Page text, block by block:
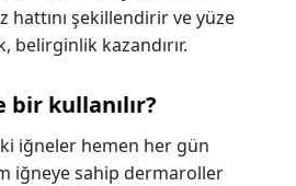
hattını şekillendirir ve yüze
belirginlik kazandırır.
bir kullanılır?
iğneler hemen her gün
iğneye sahip dermaroller